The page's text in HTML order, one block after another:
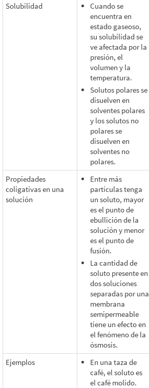
Solubilidad
Cuando se
encuentra en
estado gaseoso,
su solubilidad se
ve afectada por la
presión, el
volumen y la
temperatura.
Solutos polares se
disuelven en
solventes polares
y los solutos no
polares se
disuelven en
solventes no
polares.
Propiedades
coligativas en una
solución
Entre más
partículas tenga
un soluto, mayor
es el punto de
ebullición de la
solución y menor
es el punto de
fusión.
La cantidad de
soluto presente en
dos soluciones
separadas por una
membrana
semipermeable
tiene un efecto en
el fenómeno de la
ósmosis.
Ejemplos
En una taza de
café, el soluto es
el café molido.